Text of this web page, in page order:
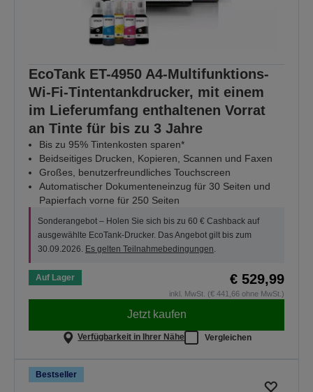
EcoTank ET-4950 A4-Multifunktions-
Wi-Fi-Tintentankdrucker, mit einem
im Lieferumfang enthaltenen Vorrat
an Tinte für bis zu 3 Jahre
Bis zu 95% Tintenkosten sparen*
Beidseitiges Drucken, Kopieren, Scannen und Faxen
Großes, benutzerfreundliches Touchscreen
Automatischer Dokumenteneinzug für 30 Seiten und
Papierfach vorne für 250 Seiten
Sonderangebot – Holen Sie sich bis zu 60 € Cashback auf
ausgewählte EcoTank-Drucker. Das Angebot gilt bis zum
30.09.2026. Es gelten Teilnahmebedingungen
Auf Lager € 529,99
inkl. MwSt. (€ 441,66 ohne MwSt.)
Jetzt kaufen
Verfügbarkeit in Ihrer Nähe Vergleichen
Bestseller